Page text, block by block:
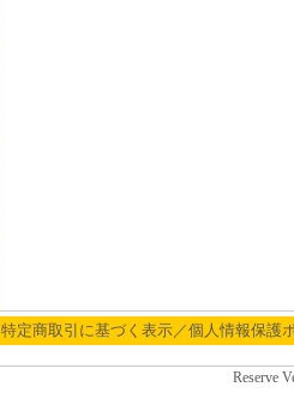
特定商取引に基づく表示／個人情報保護
Reserve